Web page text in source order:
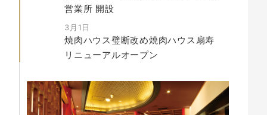
営業所 開設
3月1日
焼肉ハウス璧断改め焼肉ハウス扇寿
リニューアルオープン